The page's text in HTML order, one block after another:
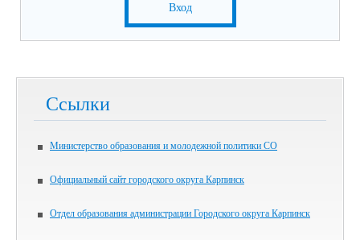
Вход
Ссылки
Министерство образования и молодежной политики СО
Официальный сайт городского округа Карпинск
Отдел образования администрации Городского округа Карпинск